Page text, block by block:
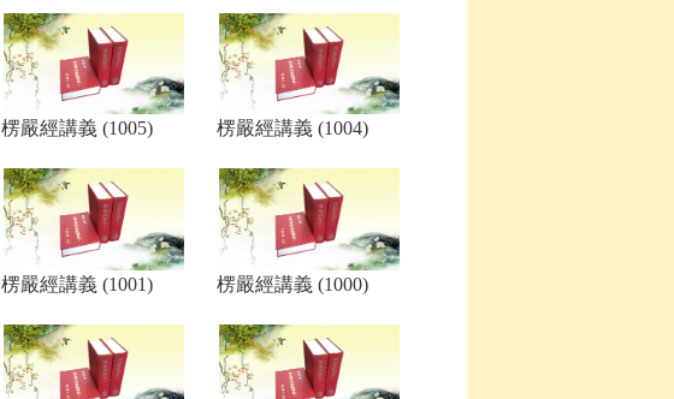
楞嚴經講義 (1005) 楞嚴經講義 (1004)
楞嚴經講義 (1001) 楞嚴經講義 (1000)